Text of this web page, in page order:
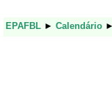
EPAFBL ► Calendário ►